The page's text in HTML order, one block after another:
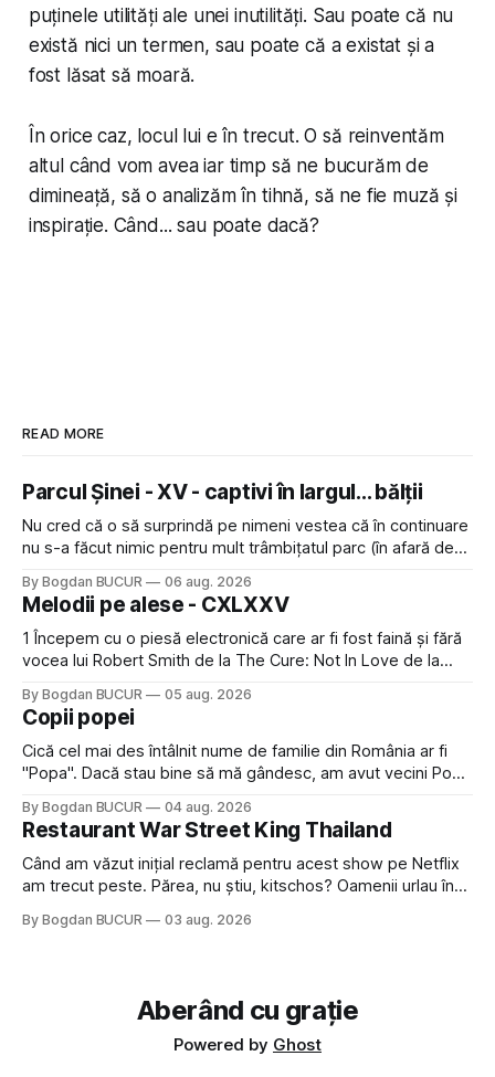
puținele utilități ale unei inutilități. Sau poate că nu
există nici un termen, sau poate că a existat și a
fost lăsat să moară.
În orice caz, locul lui e în trecut. O să reinventăm
altul când vom avea iar timp să ne bucurăm de
dimineață, să o analizăm în tihnă, să ne fie muză și
inspirație. Când... sau poate dacă?
READ MORE
Parcul Șinei - XV - captivi în largul... bălții
Nu cred că o să surprindă pe nimeni vestea că în continuare
nu s-a făcut nimic pentru mult trâmbițatul parc (în afară de
timp pui și latră prin gard la lumea care trece prin zonă). Am
avut, în schimb, o belea
By Bogdan BUCUR 06 aug. 2026
Melodii pe alese - CXLXXV
1 Începem cu o piesă electronică care ar fi fost faină și fără
vocea lui Robert Smith de la The Cure: Not In Love de la
a dovedit că jumătatea masculină a acelui duo era cam
dubioasă...) 2. Băgăm la
By Bogdan BUCUR 05 aug. 2026
Copii popei
Cică cel mai des întâlnit nume de familie din România ar fi
"Popa". Dacă stau bine să mă gândesc, am avut vecini Popa
Dexonline spune de etimologia termenului de popă că ar
veni din slava veche, popŭ,
By Bogdan BUCUR 04 aug. 2026
Restaurant War Street King Thailand
Când am văzut inițial reclamă pentru acest show pe Netflix
am trecut peste. Părea, nu știu, kitschos? Oamenii urlau în
fine dining din alte show-uri... așa că am zis pas. Apoi ceva,
By Bogdan BUCUR 03 aug. 2026
Aberând cu grație
Powered by Ghost